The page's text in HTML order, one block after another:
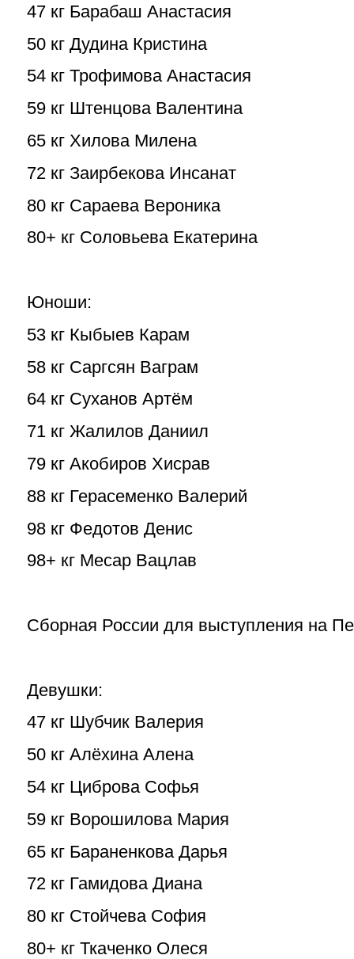
47 кг Барабаш Анастасия
50 кг Дудина Кристина
54 кг Трофимова Анастасия
59 кг Штенцова Валентина
65 кг Хилова Милена
72 кг Заирбекова Инсанат
80 кг Сараева Вероника
80+ кг Соловьева Екатерина
Юноши:
53 кг Кыбыев Карам
58 кг Саргсян Ваграм
64 кг Суханов Артём
71 кг Жалилов Даниил
79 кг Акобиров Хисрав
88 кг Герасеменко Валерий
98 кг Федотов Денис
98+ кг Месар Вацлав
Сборная России для выступления на
Девушки:
47 кг Шубчик Валерия
50 кг Алёхина Алена
54 кг Циброва Софья
59 кг Ворошилова Мария
65 кг Бараненкова Дарья
72 кг Гамидова Диана
80 кг Стойчева София
80+ кг Ткаченко Олеся